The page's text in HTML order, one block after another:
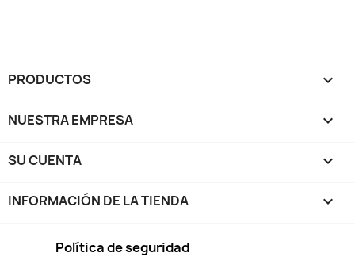
PRODUCTOS 
NUESTRA EMPRESA 
SU CUENTA 
INFORMACIÓN DE LA TIENDA keyboard_arrow_down
Política de seguridad